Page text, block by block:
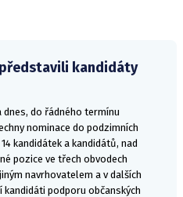
kandidáty
do řádného termínu
nominace do podzimních
kandidátek a kandidátů, nad
pozice ve třech obvodech
navrhovatelem a v dalších
podporu občanských